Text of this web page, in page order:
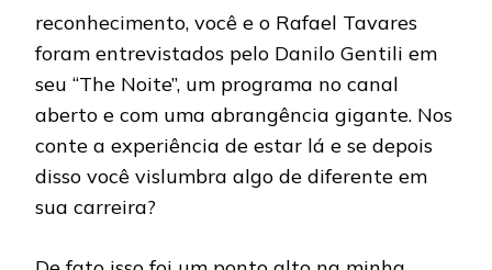
reconhecimento, você e o Rafael Tavares
foram entrevistados pelo Danilo Gentili em
seu “The Noite”, um programa no canal
aberto e com uma abrangência gigante. Nos
conte a experiência de estar lá e se depois
disso você vislumbra algo de diferente em
sua carreira?